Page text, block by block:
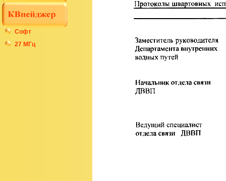
Софт
27 МГц